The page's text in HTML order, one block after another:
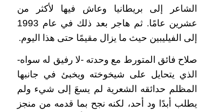
الشاعر إلى بريطانيا وعاش فيها لأكثر من
عشرين عامًا. ثم هاجر بعد ذلك في عام 1993
إلى الفيليبين حيث ما يزال مقيمًا حتى هذا اليوم.
صلاح فائق المتورط مع وحدته -لا رفيق له سواه-
الذي يتحايل على شيخوخته ويخبئ في جانبها
المظلم حدائقه الشعرية لم يسعَ إلى شيء ولم
يطلب أبدًا ود أحد، لكنه نجح بما قدمه من منجز